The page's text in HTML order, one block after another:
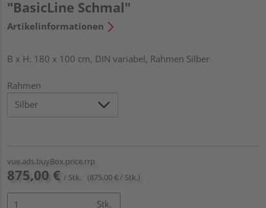
"BasicLine Schmal"
Artikelinformationen
B x H: 180 x 100 cm, DIN variabel, Rahmen Silber
Rahmen
vue.ads.buyBox.price.rrp
875,00 € / Stk. (875,00 € / Stk.)
Stk.